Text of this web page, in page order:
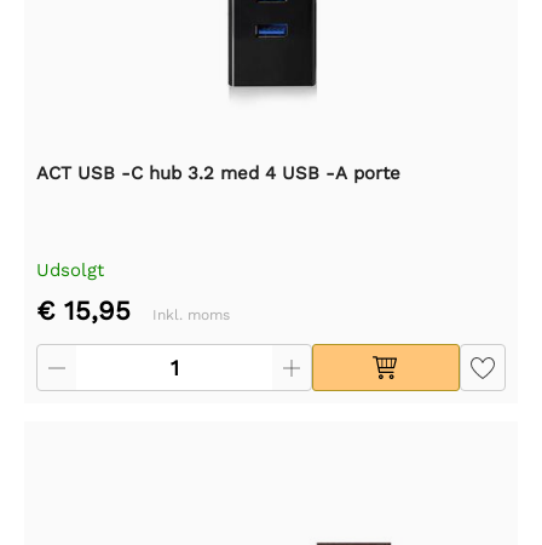
ACT USB -C hub 3.2 med 4 USB -A porte
Udsolgt
€ 15,95 Inkl. moms